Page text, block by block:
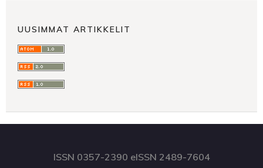
UUSIMMAT ARTIKKELIT
ISSN 0357-2390 eISSN 2489-7604